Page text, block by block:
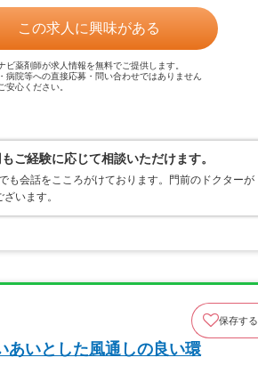
この求人に興味がある
ビ薬剤師が求人情報を無料でご提供します。
病院等への直接応募・問い合わせではありません
安心ください。
ご経験に応じて相談いただけます。
も会話をこころがけております。門前のドクターが
います。
保存する
あいとした風通しの良い環